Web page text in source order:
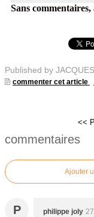
Sans
Published by
commenter cet article
<<
commentaires
Ajouter
P philippe joly